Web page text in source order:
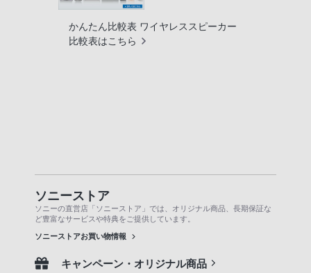
かんたん比較表 ワイヤレススピーカー
比較表はこちら
ソニーストア
ソニーの直営店「ソニーストア」では、オリジナル商品、長期保証な
ど豊富なサービスや特典をご提供しています。
ソニーストアお買い物情報
キャンペーン・オリジナル商品